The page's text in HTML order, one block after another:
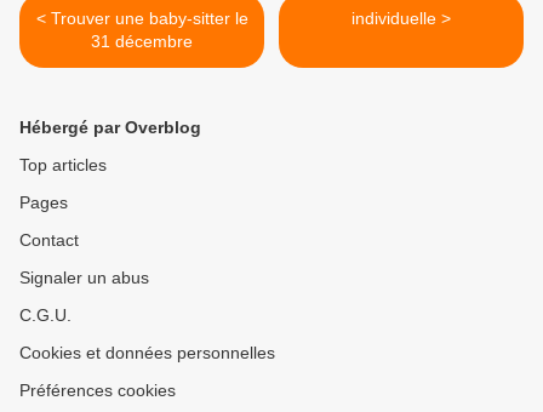
< Trouver une baby-sitter le
31 décembre
individuelle >
Hébergé par Overblog
Top articles
Pages
Contact
Signaler un abus
C.G.U.
Cookies et données personnelles
Préférences cookies